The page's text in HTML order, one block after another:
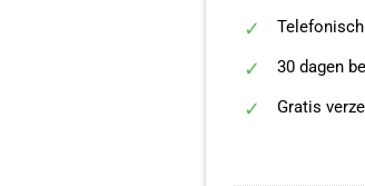
30 dagen
Gratis